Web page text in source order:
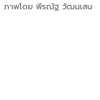
ภาพโดย พีรณัฐ วัฒนเสน